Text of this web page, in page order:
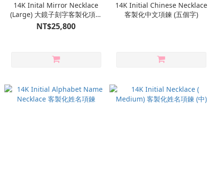
14K Inital Mirror Necklace
(Large) 大鏡子刻字客製化項鍊
（大）
NT$25,800
14K Initial Chinese Necklace
客製化中文項鍊 (五個字)